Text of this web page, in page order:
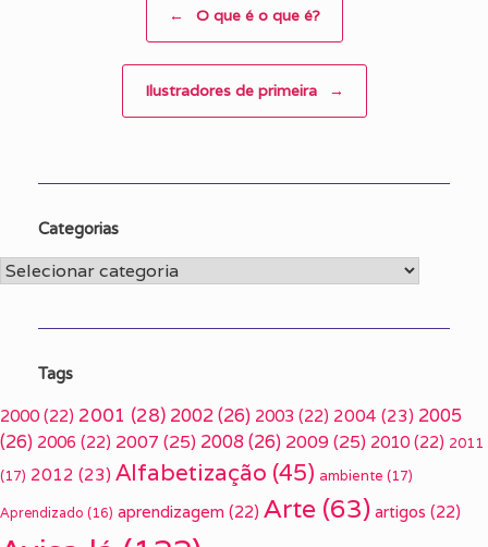
← O que é o que é?
Ilustradores de primeira →
Categorias
Categorias
Tags
2000 (22) 2001 (28) 2002(26) 2003 (22) 2004 (23) 2005
(26) 2006 (22) 2007 (25) 2008(26) 2009(25) 2010 (22) 2011
(17) 2012 (23) Alfabetização (45) ambiente (17)
Aprendizado (16) aprendizagem (22) Arte (63) artigos (22)